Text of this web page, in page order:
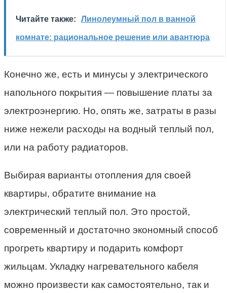
Читайте также: Линолеумный пол в ванной
комнате: рациональное решение или авантюра
Конечно же, есть и минусы у электрического
напольного покрытия — повышение платы за
электроэнергию. Но, опять же, затраты в разы
ниже нежели расходы на водный теплый пол,
или на работу радиаторов.
Выбирая варианты отопления для своей
квартиры, обратите внимание на
электрический теплый пол. Это простой,
современный и достаточно экономный способ
прогреть квартиру и подарить комфорт
жильцам. Укладку нагревательного кабеля
можно произвести как самостоятельно, так и